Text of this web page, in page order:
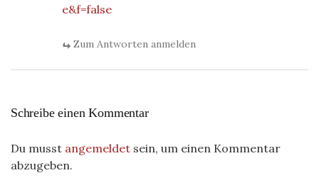
e&f=false
Zum Antworten anmelden
Schreibe einen Kommentar
Du musst angemeldet sein, um einen Kommentar
abzugeben.